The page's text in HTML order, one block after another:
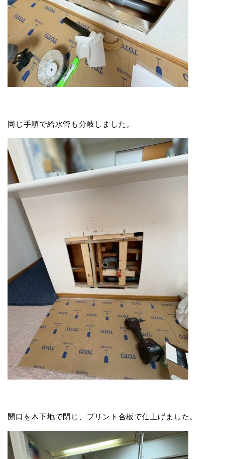
同じ手順で給水管も分岐しました。
開口を木下地で閉じ、プリント合板で仕上げました。